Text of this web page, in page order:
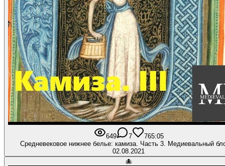
649 7 765:05
Средневековое нижнее белье: камиза. Часть 3. Медиевальный
02.08.2021
🐙